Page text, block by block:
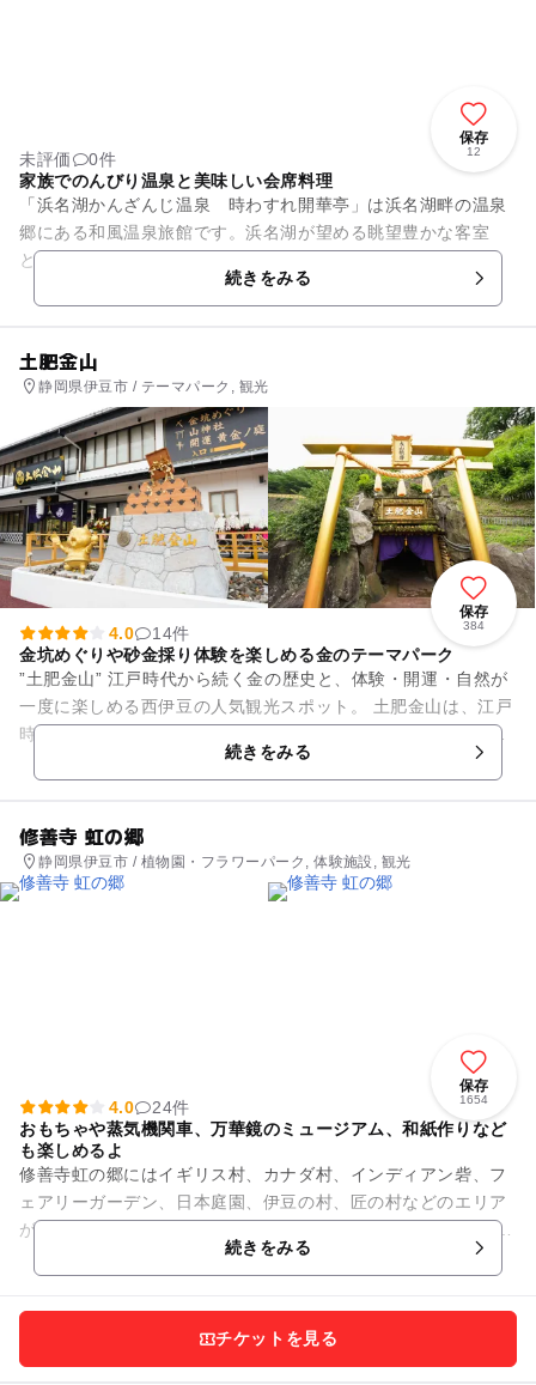
保存
12
未評価
0件
家族でのんびり温泉と美味しい会席料理
「浜名湖かんざんじ温泉 時わすれ開華亭」は浜名湖畔の温泉
郷にある和風温泉旅館です。浜名湖が望める眺望豊かな客室
と、バリエーション豊かな7つのお風呂が楽しめます。特に野
趣あふれる「露天風呂」は、開...
続きをみる
土肥金山
静岡県伊豆市 / テーマパーク, 観光
保存
384
4.0
14件
金坑めぐりや砂金採り体験を楽しめる金のテーマパーク
”土肥金山” 江戸時代から続く金の歴史と、体験・開運・自然が
一度に楽しめる西伊豆の人気観光スポット。 土肥金山は、江戸
時代に佐渡金山と並ぶ日本有数の金山として栄えた歴史ある鉱
続きをみる
修善寺 虹の郷
静岡県伊豆市 / 植物園・フラワーパーク, 体験施設, 観光
保存
1654
4.0
24件
おもちゃや蒸気機関車、万華鏡のミュージアム、和紙作りなど
も楽しめるよ
修善寺虹の郷にはイギリス村、カナダ村、インディアン砦、フ
ェアリーガーデン、日本庭園、伊豆の村、匠の村などのエリア
があります。 日本庭園は、四季折々の花々が咲き目を楽しませ
てくれます。匠の村では...続きをみる
チケットを見る